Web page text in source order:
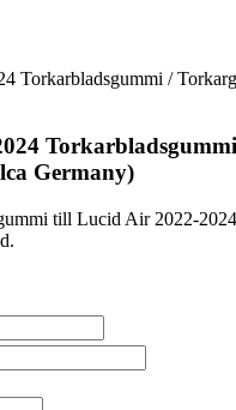
Germany)
till Lucid Air 2022-